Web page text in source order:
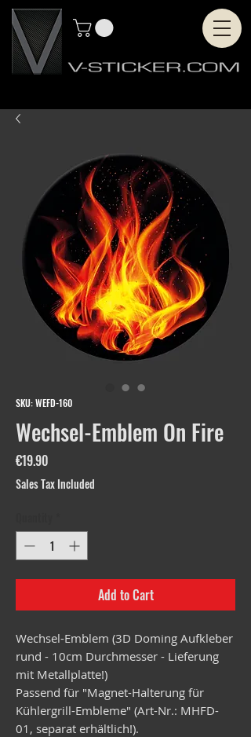
SKU: WEFD-160
Wechsel-Emblem On Fire
€19.90
Sales Tax Included
Add to Cart
Wechsel-Emblem (3D Doming Aufkleber
rund - 10cm Durchmesser - Lieferung
mit Metallplatte!)
Passend für "Magnet-Halterung für
Kühlergrill-Embleme" (Art-Nr.: MHFD-
01, separat erhältlich!).